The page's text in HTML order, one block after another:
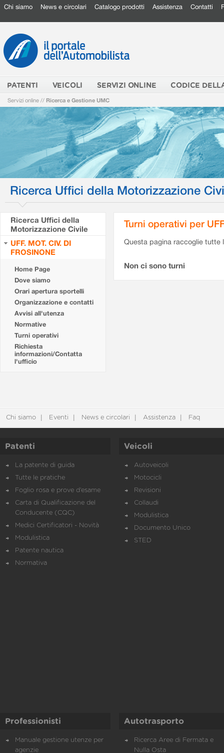
Chi siamo News e circolari Catalogo prodotti Assistenza Contatti
PATENTI VEICOLI SERVIZI ONLINE CODICE
Servizi online // Ricerca e Gestione UMC
Ricerca Uffici della Motorizzazione
Ricerca Uffici della
Motorizzazione Civile
UFF. MOT. CIV. DI
FROSINONE
Home Page
Dove siamo
Orari apertura sportelli
Organizzazione e contatti
Avvisi all'utenza
Normative
Turni operativi
Richiesta
informazioni/Contatta
l'ufficio
Turni operativi per
Questa pagina raccoglie tutte
Non ci sono turni
Chi siamo Eventi News e circolari Assistenza Faq
Patenti
La patente di guida
Tutte le pratiche
Foglio rosa e prove d’esame
Carta di Qualificazione del
Conducente (CQC)
Medici Certificatori - Novità
Modulistica
Patente nautica
Normativa
Veicoli
Autoveicoli
Motocicli
Revisioni
Collaudi
Modulistica
Documento Unico
STED
Professionisti
Manuale gestione utenze per
agenzie
Autotrasporto
Ricerca Aree di Fermata e
Nulla Osta